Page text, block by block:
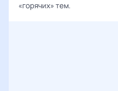
«горячих» тем.